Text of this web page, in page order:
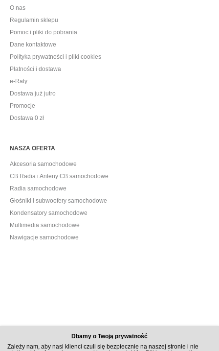
Dbamy o Twoją prywatność
Zależy nam, aby nasi klienci czuli się bezpiecznie na naszej stronie i nie
O nas
Regulamin sklepu
Pomoc i pliki do pobrania
Dane kontaktowe
Polityka prywatności i pliki cookies
Płatności i dostawa
e-Raty
Dostawa już jutro
Promocje
Dostawa 0 zł
NASZA OFERTA
Akcesoria samochodowe
CB Radia i Anteny CB samochodowe
Radia samochodowe
Głośniki i subwoofery samochodowe
Kondensatory samochodowe
Multimedia samochodowe
Nawigacje samochodowe